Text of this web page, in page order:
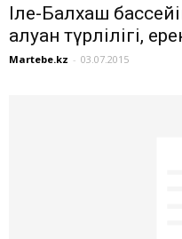
Іле-Балхаш
алуан түрлілігі,
Martebe.kz - 03.07.2015